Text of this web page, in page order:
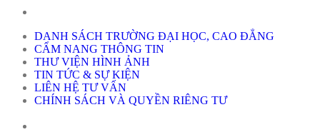
DANH SÁCH TRƯỜNG ĐẠI HỌC, CAO ĐẲNG
CẨM NANG THÔNG TIN
THƯ VIỆN HÌNH ẢNH
TIN TỨC & SỰ KIỆN
LIÊN HỆ TƯ VẤN
CHÍNH SÁCH VÀ QUYỀN RIÊNG TƯ